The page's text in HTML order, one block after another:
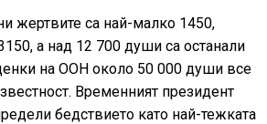
жертвите са най-малко 1450,
а над 12 700 души са останали
на ООН около 50 000 души все
Временният президент
бедствието като най-тежката